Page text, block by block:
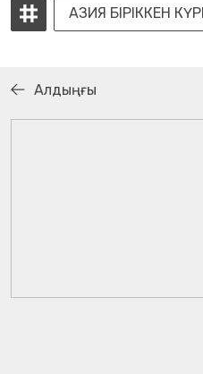
АЗИЯ БІРІККЕН
Алдыңғы